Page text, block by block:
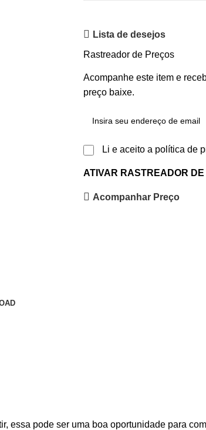
Lista de desejos
Rastreador de Preços
Acompanhe este item e
preço baixe.
Li e aceito a política de
ATIVAR RASTREADOR
Acompanhar Preço
essa pode ser uma boa oportunidade para